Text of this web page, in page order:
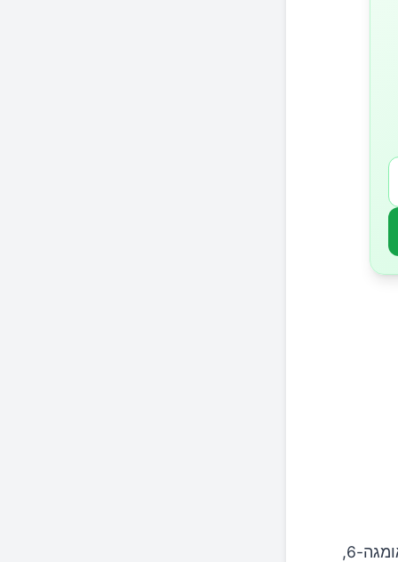
תוצאות המחקר מצביעות על כך שצריכה מוגזמת של חומצות שומן מסוג אומגה-6,